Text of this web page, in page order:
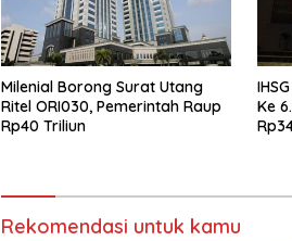
Milenial Borong Surat Utang
Ritel ORI030, Pemerintah Raup
Rp40 Triliun
Ke
Rekomendasi untuk kamu